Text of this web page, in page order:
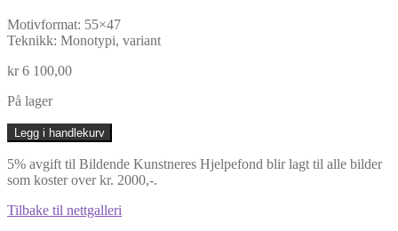
Motivformat: 55×47
Teknikk: Monotypi, variant
kr6 100,00
På lager
Hagedamer
antall
Legg i handlekurv
5% avgift til Bildende Kunstneres Hjelpefond blir lagt til alle bilder
som koster over kr. 2000,-.
Tilbake til nettgalleri